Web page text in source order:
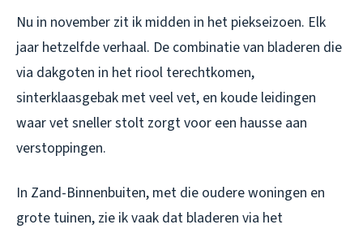
Nu in november zit ik midden in het piekseizoen. Elk
jaar hetzelfde verhaal. De combinatie van bladeren die
via dakgoten in het riool terechtkomen,
sinterklaasgebak met veel vet, en koude leidingen
waar vet sneller stolt zorgt voor een hausse aan
verstoppingen.
In Zand-Binnenbuiten, met die oudere woningen en
grote tuinen, zie ik vaak dat bladeren via het